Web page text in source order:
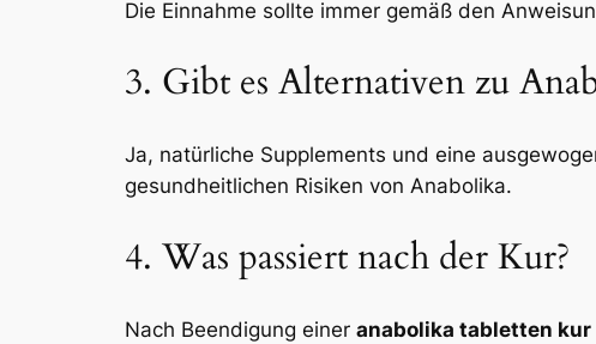
Die Einnahme sollte immer gemäß den
3. Gibt es Alternativen zu
Ja, natürliche Supplements und eine
gesundheitlichen Risiken von Anabolika.
4. Was passiert nach der Kur?
Nach Beendigung einer anabolika tabletten kur